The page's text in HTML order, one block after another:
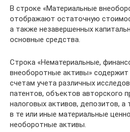
В строке «Материальные
отображают остаточную
а также незавершенных
основные средства.
Строка «Нематериальные,
внеоборотные активы»
счетам учета различных
патентов, объектов авторского
налоговых активов, депозитов, а
в те или иные материальные
необоротные активы.